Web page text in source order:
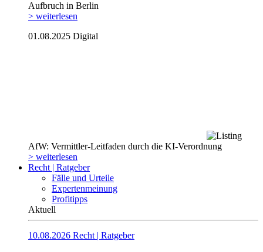
Aufbruch in Berlin
> weiterlesen
01.08.2025 Digital
AfW: Vermittler-Leitfaden durch die KI-Verordnung
> weiterlesen
Recht | Ratgeber
Fälle und Urteile
Expertenmeinung
Profitipps
Aktuell
10.08.2026 Recht | Ratgeber